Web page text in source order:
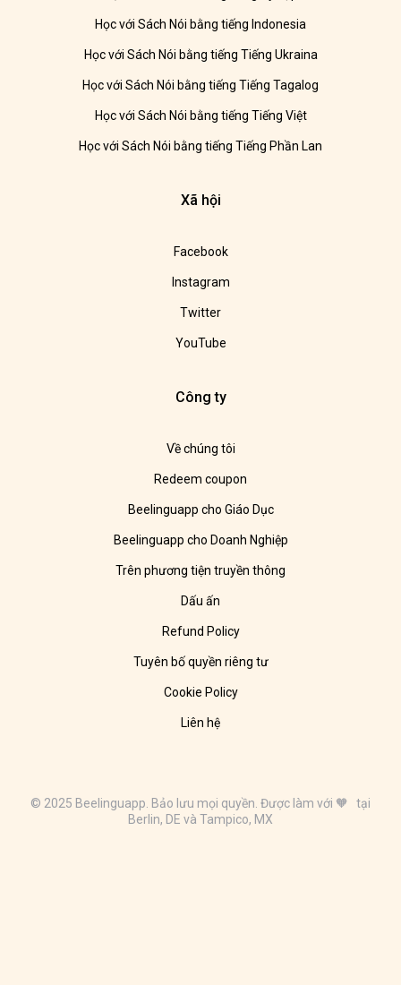
Học với Sách Nói bằng tiếng Indonesia
Học với Sách Nói bằng tiếng Tiếng Ukraina
Học với Sách Nói bằng tiếng Tiếng Tagalog
Học với Sách Nói bằng tiếng Tiếng Việt
Học với Sách Nói bằng tiếng Tiếng Phần Lan
Xã hội
Facebook
Instagram
Twitter
YouTube
Công ty
Về chúng tôi
Redeem coupon
Beelinguapp cho Giáo Dục
Beelinguapp cho Doanh Nghiệp
Trên phương tiện truyền thông
Dấu ấn
Refund Policy
Tuyên bố quyền riêng tư
Cookie Policy
Liên hệ
© 2025 Beelinguapp. Bảo lưu mọi quyền. Được làm với 🧡 tại
Berlin, DE và Tampico, MX